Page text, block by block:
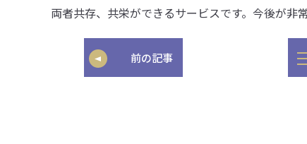
両者共存、共栄ができるサービスです。今後が非
前の記事